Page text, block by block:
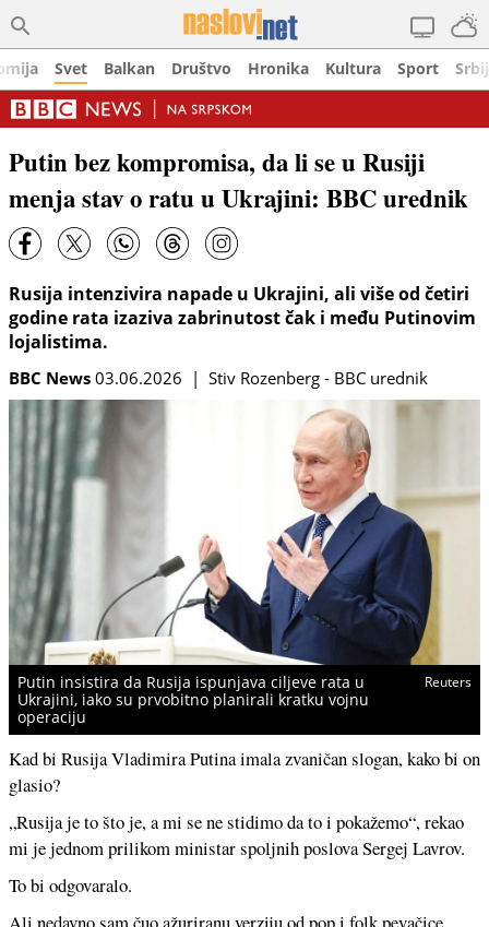
Svet Balkan Društvo Hronika Kultura Sport
Putin bez kompromisa, da li se u Rusiji
menja stav o ratu u Ukrajini: BBC urednik
Rusija intenzivira napade u Ukrajini, ali više od četiri
godine rata izaziva zabrinutost čak i među Putinovim
lojalistima.
BBC News 03.06.2026 | Stiv Rozenberg - BBC urednik
Reuters
Putin insistira da Rusija ispunjava ciljeve rata u
Ukrajini, iako su prvobitno planirali kratku vojnu
operaciju
Kad bi Rusija Vladimira Putina imala zvaničan slogan, kako bi on
glasio?
„Rusija je to što je, a mi se ne stidimo da to i pokažemo“, rekao
mi je jednom prilikom ministar spoljnih poslova Sergej Lavrov.
To bi odgovaralo.